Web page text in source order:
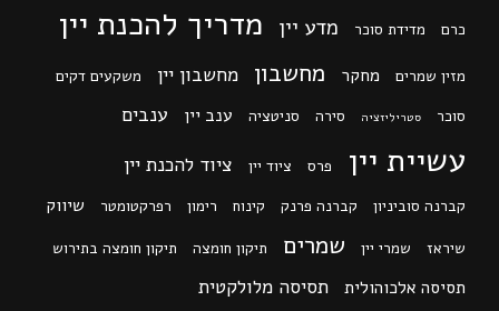
כרם מדידת סוכר מדע יין מדריך להכנת יין
מזין שמרים מחקר מחשבון מחשבון יין
משקעים דקים
סוכר
סטריליזציה סירה סניטציה ענב יין ענבים
עשיית יין פרס ציוד יין ציוד להכנת יין
קברנה סוביניון קברנה פרנק קינוח רימון רפרקטומטר שיווק
שיראז שמרי יין שמרים תיקון חומצה תיקון חומצה בתירוש
תסיסה אלכוהולית תסיסה מלולקטית